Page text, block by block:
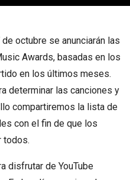
octubre se anunciarán las
Awards, basadas en los
en los últimos meses.
determinar las canciones y
compartiremos la lista de
con el fin de que los
todos.
disfrutar de YouTube